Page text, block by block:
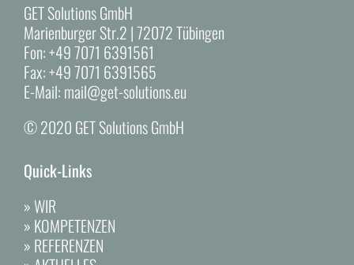
GET Solutions GmbH
Marienburger Str.2 | 72072 Tübingen
Fon:+49 7071 6391561
Fax:+49 7071 6391565
E-Mail: mail@get-solutions.eu
© 2020 GET Solutions GmbH
Quick-Links
»WIR
» KOMPETENZEN
» REFERENZEN